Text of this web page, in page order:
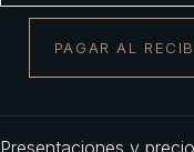
PAGAR AL
Presentaciones y